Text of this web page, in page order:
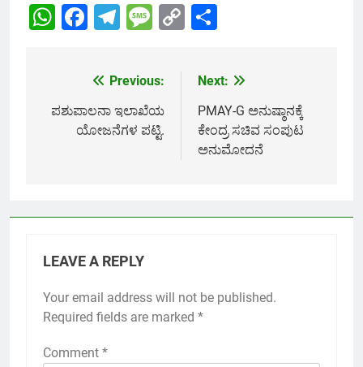
WhatsApp
Facebook
Telegram
Message
Copy
navigation
Previous:
ಪಶುಪಾಲನಾ ಇಲಾಖೆಯ
ಯೋಜನೆಗಳ ಪಟ್ಟಿ.
Next:
PMAY-G ಅನುಷ್ಠಾನಕ್ಕೆ
ಕೇಂದ್ರ ಸಚಿವ ಸಂಪುಟ
ಅನುಮೋದನೆ
LEAVE A REPLY
Your email address will not be published.
Required fields are marked *
Comment *